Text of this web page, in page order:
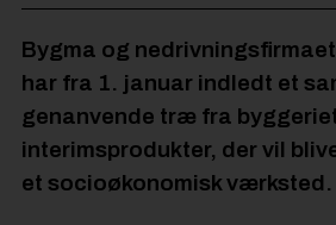
Bygma og
har fra 1. januar indledt et
genanvende træ fra
interimsprodukter, der vil
et socioøkonomisk værksted.